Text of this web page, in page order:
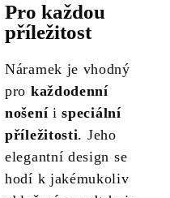
Pro každou
příležitost
Náramek je vhodný
pro každodenní
nošeníispeciální
příležitosti. Jeho
elegantní design se
hodí k jakémukoliv